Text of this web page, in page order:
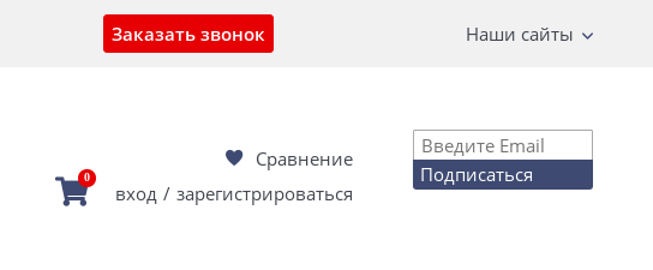
Заказать звонок Наши сайты
Сравнение
0
вход / зарегистрироваться
Подписаться